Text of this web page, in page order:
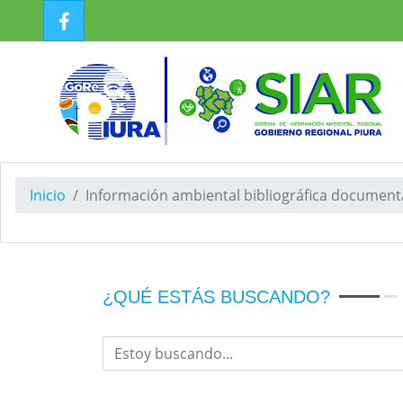
Inicio Información ambiental bibliográfica
¿QUÉ ESTÁS BUSCANDO?